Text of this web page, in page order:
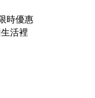
時優惠
活裡